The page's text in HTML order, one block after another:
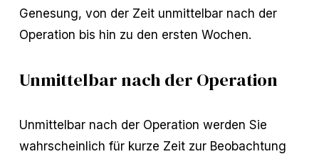
Genesung, von der Zeit unmittelbar nach der
Operation bis hin zu den ersten Wochen.
Unmittelbar nach der Operation
Unmittelbar nach der Operation werden Sie
wahrscheinlich für kurze Zeit zur Beobachtung